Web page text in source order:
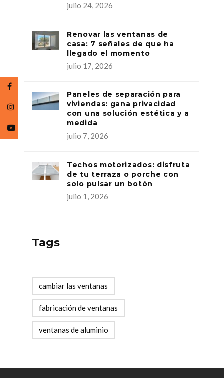
julio 24, 2026
Renovar las ventanas de
casa: 7 señales de que ha
llegado el momento
julio 17, 2026
Paneles de separación para
viviendas: gana privacidad
con una solución estética y a
medida
julio 7, 2026
Techos motorizados: disfruta
de tu terraza o porche con
solo pulsar un botón
julio 1, 2026
Tags
cambiar las ventanas
fabricación de ventanas
ventanas de aluminio